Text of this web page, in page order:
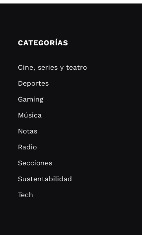
CATEGORÍAS
Cine, series y teatro
Deportes
Gaming
Música
Notas
Radio
Secciones
Sustentabilidad
Tech